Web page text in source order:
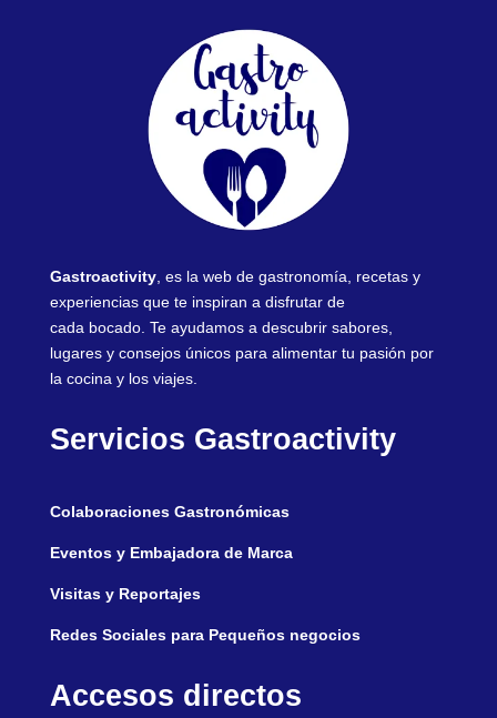
Gastroactivity, es la web de gastronomía, recetas y
experiencias que te inspiran a disfrutar de
cada bocado. Te ayudamos a descubrir sabores,
lugares y consejos únicos para alimentar tu pasión por
la cocina y los viajes.
Servicios Gastroactivity
Colaboraciones Gastronómicas
Eventos y Embajadora de Marca
Visitas y Reportajes
Redes Sociales para Pequeños negocios
Accesos directos